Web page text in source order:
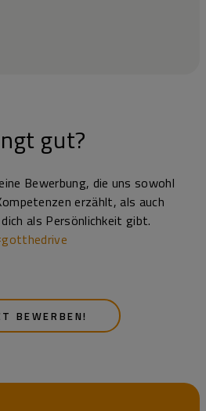
gut?
Bewerbung, die uns sowohl
erzählt, als auch
als Persönlichkeit gibt.
BEWERBEN!